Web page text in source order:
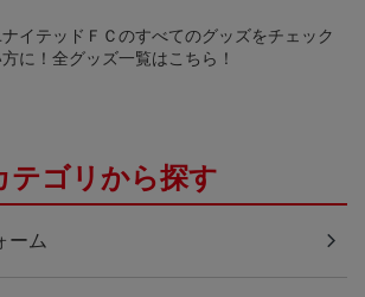
イテッドＦＣのすべてのグッズをチェック
方に！全グッズ一覧はこちら！
テゴリから探す
ーム